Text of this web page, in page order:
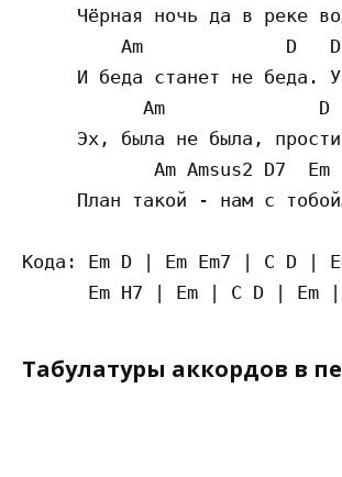
Чёрная ночь да в реке
Am             D
И беда станет не беда.
Am              D
Эх, была не была,
            Am Amsus2 D7  Em
План такой - нам с
Кода: Em D | Em Em7 | C D |
Табулатуры аккордов в